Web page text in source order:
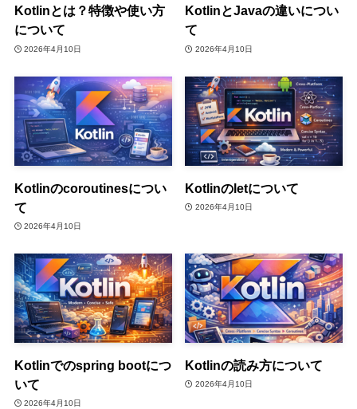
Kotlinとは？特徴や使い方
について
2026年4月10日
KotlinとJavaの違いについ
て
2026年4月10日
Kotlinのcoroutinesについ
て
2026年4月10日
Kotlinのletについて
2026年4月10日
Kotlinでのspring bootにつ
いて
2026年4月10日
Kotlinの読み方について
2026年4月10日